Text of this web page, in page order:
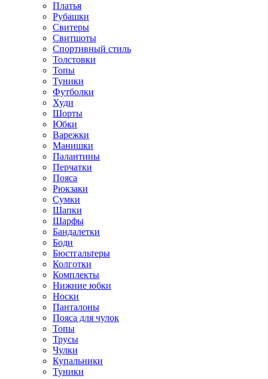
Платья
Рубашки
Свитеры
Свитшоты
Спортивный стиль
Толстовки
Топы
Туники
Футболки
Худи
Шорты
Юбки
Варежки
Манишки
Палантины
Перчатки
Пояса
Рюкзаки
Сумки
Шапки
Шарфы
Бандалетки
Боди
Бюстгальтеры
Колготки
Комплекты
Нижние юбки
Носки
Панталоны
Поясa для чулок
Топы
Трусы
Чулки
Купальники
Туники